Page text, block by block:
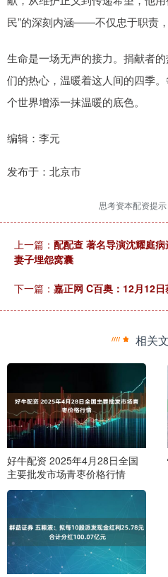
民”的深刻内涵——不仅忠于职责
生命是一场无声的接力。捐献者
们的热心，温暖着这人间的四季
个世界增添一抹温暖的底色。
编辑：李元
发布于：北京市
思考资本配资提
上一篇： 配配查 著名导演沈耀庭
妻子埋怨窝囊
下一篇： 嘉正网 C百奥：12月12
相关
好牛配资 2025年4月28日全国
主要批发市场青枣价格行情